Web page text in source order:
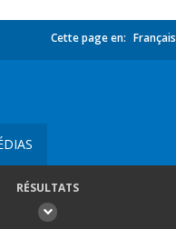
Cette page en: Français
RÉSULTATS